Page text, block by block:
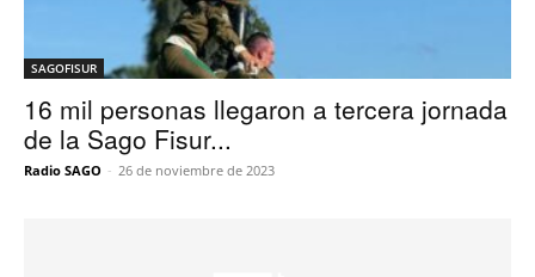
SAGOFISUR
16 mil personas llegaron a tercera jornada
de la Sago Fisur...
Radio SAGO - 26 de noviembre de 2023